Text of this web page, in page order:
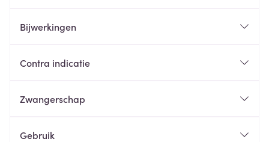
Bijwerkingen
Contra indicatie
Zwangerschap
Gebruik